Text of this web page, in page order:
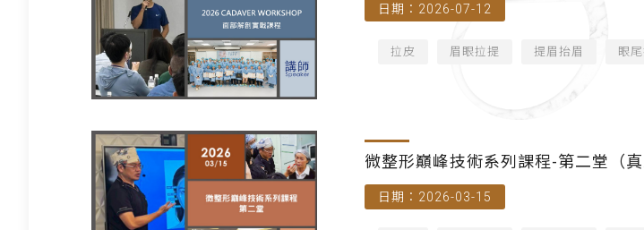
日期：2026-07-12
拉皮 眉眼拉提 提眉抬眉 眼
微整形巔峰技術系列課程-第二堂（真
日期：2026-03-15